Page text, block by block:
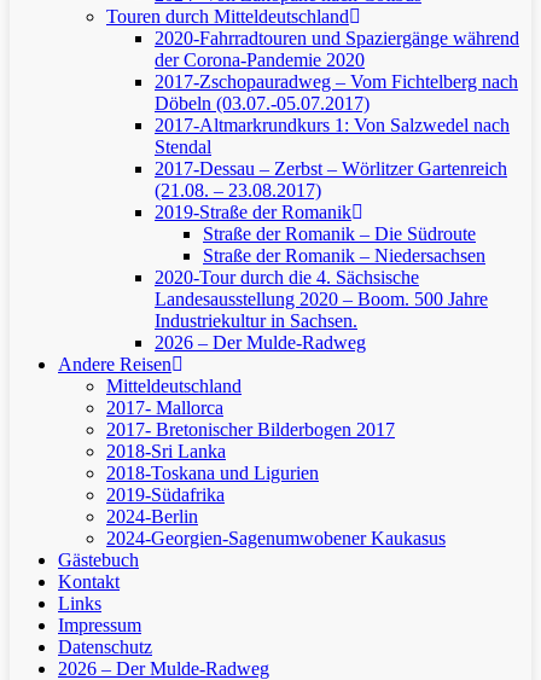
Touren durch Mitteldeutschland
2020-Fahrradtouren und Spaziergänge während
der Corona-Pandemie 2020
2017-Zschopauradweg – Vom Fichtelberg nach
Döbeln (03.07.-05.07.2017)
2017-Altmarkrundkurs 1: Von Salzwedel nach
Stendal
2017-Dessau – Zerbst – Wörlitzer Gartenreich
(21.08. – 23.08.2017)
2019-Straße der Romanik
Straße der Romanik – Die Südroute
Straße der Romanik – Niedersachsen
2020-Tour durch die 4. Sächsische
Landesausstellung 2020 – Boom. 500 Jahre
Industriekultur in Sachsen.
2026 – Der Mulde-Radweg
Andere Reisen
Mitteldeutschland
2017- Mallorca
2017- Bretonischer Bilderbogen 2017
2018-Sri Lanka
2018-Toskana und Ligurien
2019-Südafrika
2024-Berlin
2024-Georgien-Sagenumwobener Kaukasus
Gästebuch
Kontakt
Links
Impressum
Datenschutz
2026 – Der Mulde-Radweg